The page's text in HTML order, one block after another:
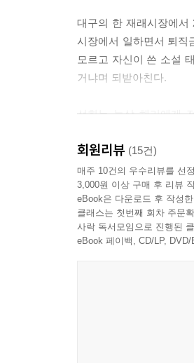
--- p.107
선희는 책을 다 읽을 때
다. 딸이 우는 이유를 조
--- pp.113-114
- 니 돈이 그래 많나? 돈
화가 난 선희가 빈정거
- 응, 남아돌아.
딸이 차갑게 뱉은 말을
선희는 딸의 가슴에 쌓
대구의 한 재래시장에서
시장에서 일하면서 퇴직
모르고 자신이 쓴 소설
거냐며 되받아친다.
선희는 늘상 해리에게
거리는 습관이 외벌이
몰라주는 것에 한탄한다.
이후 경숙과의 문제가
흐느낌을 듣게 된다. 느
야가 소설이 잘 안 써지
삶을 고요히 따라간다.
감독이기도 한 작가의
회원리뷰 (15건)
매주 10건의 우수리뷰를 선
3,000원 이상 구매 후 리뷰
eBook은 다운로드 후 작성
클래스는 첫번째 회차 주문
사락 독서모임으로 진행된
eBook 페이백, CD/LP,